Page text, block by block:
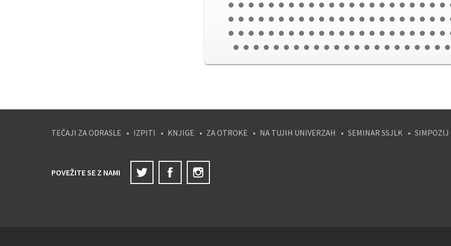
TEČAJI ZA ODRASLE IZPITI KNJIGE ZA OTROKE NA TUJIH UNIVERZAH SEMINAR SSJLK SIMPOZIJ
POVEŽITE SE Z NAMI
Twitter Facebook